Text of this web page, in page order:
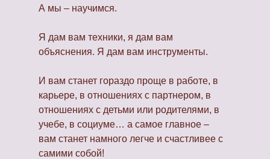
А мы – научимся.
Я дам вам техники, я дам вам
объяснения. Я дам вам инструменты.
И вам станет гораздо проще в работе, в
карьере, в отношениях с партнером, в
отношениях с детьми или родителями, в
учебе, в социуме… а самое главное –
вам станет намного легче и счастливее с
самими собой!